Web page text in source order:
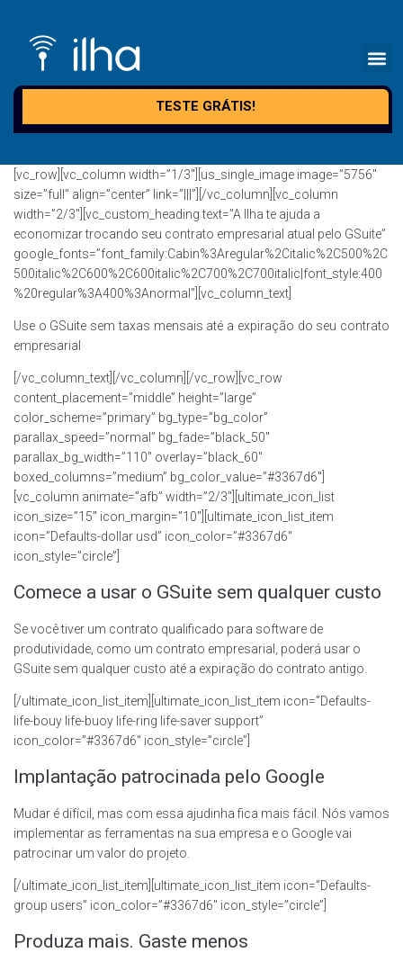
TESTE GRÁTIS!
[vc_row][vc_column width=”1/3″][us_single_image image=”5756″
size=”full” align=”center” link=”|||”][/vc_column][vc_column
width=”2/3″][vc_custom_heading text=”A Ilha te ajuda a
economizar trocando seu contrato empresarial atual pelo GSuite”
google_fonts=”font_family:Cabin%3Aregular%2Citalic%2C500%2C
500italic%2C600%2C600italic%2C700%2C700italic|font_style:400
%20regular%3A400%3Anormal”][vc_column_text]
Use o GSuite sem taxas mensais até a expiração do seu contrato
empresarial
[/vc_column_text][/vc_column][/vc_row][vc_row
content_placement=”middle” height=”large”
color_scheme=”primary” bg_type=”bg_color”
parallax_speed=”normal” bg_fade=”black_50″
parallax_bg_width=”110″ overlay=”black_60″
boxed_columns=”medium” bg_color_value=”#3367d6″]
[vc_column animate=”afb” width=”2/3″][ultimate_icon_list
icon_size=”15″ icon_margin=”10″][ultimate_icon_list_item
icon=”Defaults-dollar usd” icon_color=”#3367d6″
icon_style=”circle”]
Comece a usar o GSuite sem qualquer custo
Se você tiver um contrato qualificado para software de
produtividade, como um contrato empresarial, poderá usar o
GSuite sem qualquer custo até a expiração do contrato antigo.
[/ultimate_icon_list_item][ultimate_icon_list_item icon=”Defaults-
life-bouy life-buoy life-ring life-saver support”
icon_color=”#3367d6″ icon_style=”circle”]
Implantação patrocinada pelo Google
Mudar é difícil, mas com essa ajudinha fica mais fácil. Nós vamos
implementar as ferramentas na sua empresa e o Google vai
patrocinar um valor do projeto.
[/ultimate_icon_list_item][ultimate_icon_list_item icon=”Defaults-
group users” icon_color=”#3367d6″ icon_style=”circle”]
Produza mais. Gaste menos